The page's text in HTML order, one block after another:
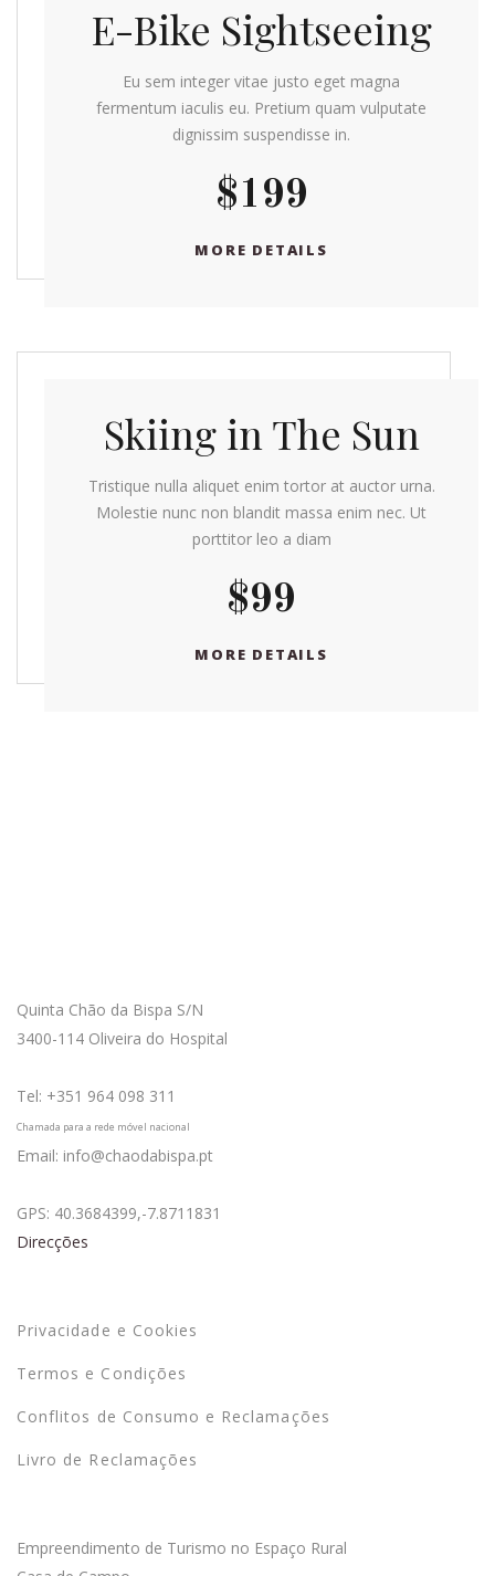
E-Bike Sightseeing
Eu sem integer vitae justo eget magna
fermentum iaculis eu. Pretium quam vulputate
dignissim suspendisse in.
$199
MORE DETAILS
Skiing in The Sun
Tristique nulla aliquet enim tortor at auctor urna.
Molestie nunc non blandit massa enim nec. Ut
porttitor leo a diam
$99
MORE DETAILS
Quinta Chão da Bispa S/N
3400-114 Oliveira do Hospital
Tel: +351 964 098 311
Chamada para a rede móvel nacional
Email: info@chaodabispa.pt
GPS: 40.3684399,-7.8711831
Direcções
Privacidade e Cookies
Termos e Condições
Conflitos de Consumo e Reclamações
Livro de Reclamações
Empreendimento de Turismo no Espaço Rural